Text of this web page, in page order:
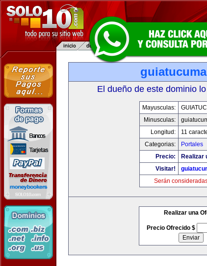
El dueño de este dominio
Mayusculas:
Minusculas:
Longitud:
11
Categorias:
Portales
Precio:
Realizar
Visitar!
Serán
Realizar una
Precio Ofrecido $